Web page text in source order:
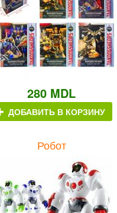
280 MDL
ДОБАВИТЬ В КОРЗИНУ
Робот